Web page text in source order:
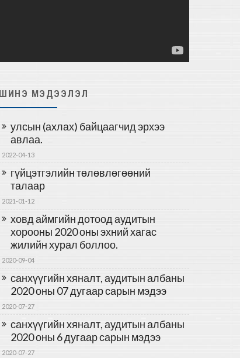
ШИНЭ МЭДЭЭЛЭЛ
улсын (ахлах) байцаагчид эрхээ
авлаа.
2022-04-13
гүйцэтгэлийн төлөвлөгөөний
талаар
2021-01-12
ховд аймгийн дотоод аудитын
хорооны 2020 оны эхний хагас
жилийн хурал боллоо.
2020-09-04
санхүүгийн хяналт, аудитын албаны
2020 оны 07 дугаар сарын мэдээ
2020-07-27
санхүүгийн хяналт, аудитын албаны
2020 оны 6 дугаар сарын мэдээ
2020-07-27